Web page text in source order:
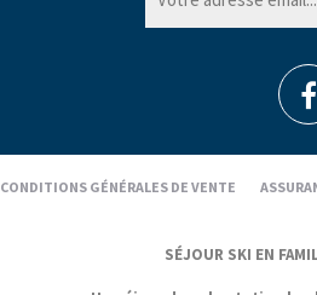
CONDITIONS GÉNÉRALES DE VENTE
SÉJOUR SKI EN